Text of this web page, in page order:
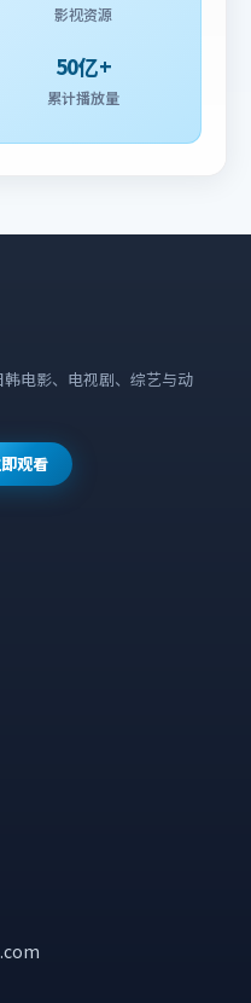
影视资源
50亿+
累计播放量
电影、电视剧、综艺与动
观看